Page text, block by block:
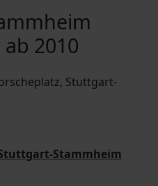
2010
Stammheim